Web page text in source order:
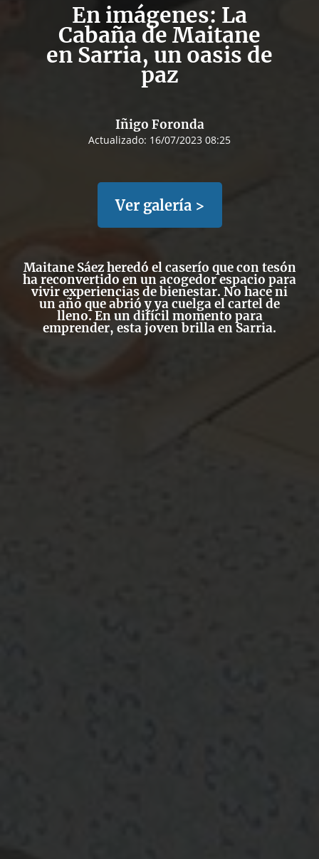
En imágenes: La
Cabaña de Maitane
en Sarria, un oasis de
paz
Iñigo Foronda
Actualizado: 16/07/2023 08:25
Ver galería >
Maitane Sáez heredó el caserío que con tesón
ha reconvertido en un acogedor espacio para
vivir experiencias de bienestar. No hace ni
un año que abrió y ya cuelga el cartel de
lleno. En un difícil momento para
emprender, esta joven brilla en Sarria.